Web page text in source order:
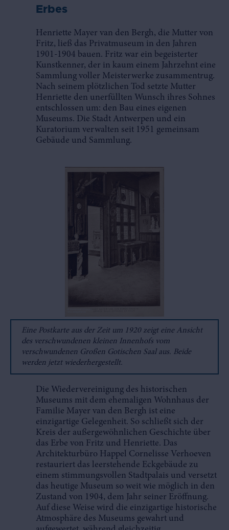
Erbes
Henriette Mayer van den Bergh, die Mutter von
Fritz, ließ das Privatmuseum in den Jahren
1901-1904 bauen. Fritz war ein begeisterter
Kunstkenner, der in kaum einem Jahrzehnt eine
Sammlung voller Meisterwerke zusammentrug.
Nach seinem plötzlichen Tod setzte Mutter
Henriette den unerfüllten Wunsch ihres Sohnes
entschlossen um: den Bau eines eigenen
Museums. Die Stadt Antwerpen und ein
Kuratorium verwalten seit 1951 gemeinsam
Gebäude und Sammlung.
Eine Postkarte aus der Zeit um 1920 zeigt eine Ansicht
des verschwundenen kleinen Innenhofs vom
verschwundenen Großen Gotischen Saal aus. Beide
werden jetzt wiederhergestellt.
Die Wiedervereinigung des historischen
Museums mit dem ehemaligen Wohnhaus der
Familie Mayer van den Bergh ist eine
einzigartige Gelegenheit. So schließt sich der
Kreis der außergewöhnlichen Geschichte über
das Erbe von Fritz und Henriette. Das
Architekturbüro Happel Cornelisse Verhoeven
restauriert das leerstehende Eckgebäude zu
einem stimmungsvollen Stadtpalais und versetzt
das heutige Museum so weit wie möglich in den
Zustand von 1904, dem Jahr seiner Eröffnung.
Auf diese Weise wird die einzigartige historische
Atmosphäre des Museums gewahrt und